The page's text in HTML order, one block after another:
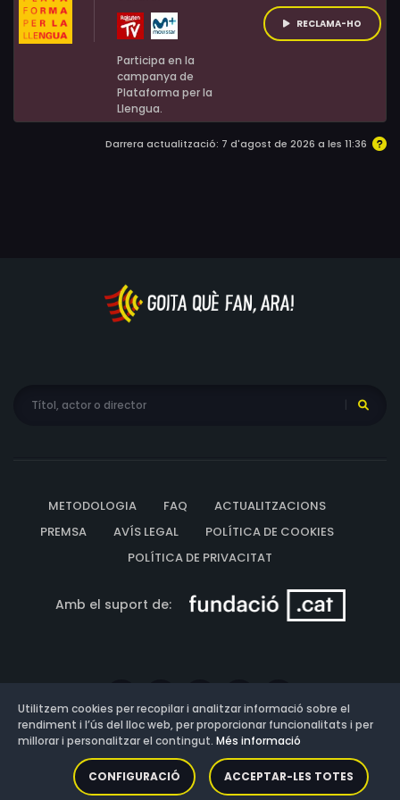
Participa en la
campanya de
Plataforma per la
Llengua.
RECLAMA-HO
Darrera actualització: 7 d'agost de 2026 a les 11:36
METODOLOGIA FAQ
ACTUALITZACIONS
PREMSA
AVÍS LEGAL
POLÍTICA DE COOKIES
POLÍTICA DE PRIVACITAT
Amb el suport de:
Versió: 3.13.0.202607011342
Utilitzem cookies per recopilar i analitzar informació sobre el
rendiment i l’ús del lloc web, per proporcionar funcionalitats i per
millorar i personalitzar el contingut. Més informació
CONFIGURACIÓ ACCEPTAR-LES TOTES